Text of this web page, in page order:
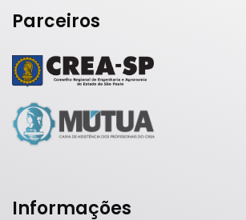
Parceiros
Informações